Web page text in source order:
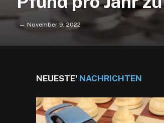
November 9, 2022
NEUESTE' NACHRICHTEN